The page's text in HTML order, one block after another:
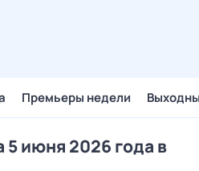
Премьеры недели
июня 2026 года в